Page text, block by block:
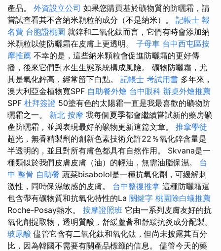
產品。 外資設立公司 如果您購買基於礦物質的防曬霜，請
嘗試查看其不含納米顆粒的成分（不是納米）。 記帳士 報
名費 台胞證桃園 就鋅和二氧化鈦而言，它們有時會添加納
米顆粒以使防曬霜在皮膚上更透明。 子母車 台中西屯區按
摩推薦 不幸的是，這些納米顆粒會促進防曬霜的更好傳
播，後來它們對水生生態系統構成風險。 礦物防曬霜，尤
其是氧化鋅高，經常留下白點。 記帳士 考試用書 多年來，
澳大利亞金植物寬SPF 自助餐外燴 台中眼科 辦桌外燴推薦
SPF 杜拜簽證 50塗有色的太陽霜一直是我最喜歡的礦物防
曬霜之一。 新北 按摩 我每個夏季都會繼續嘗試新的藥房礦
產防曬霜，並與表現最好的礦物更新這篇文章。 推拿學徒
超光，無香精製劑的創新色素技術允許22％氧化鋅含量是
半透明的，並且對所有膚色都具有自然作用。 Skvana是一
種類似於我們皮膚皮膚（油）的輕油，無需油脂保濕。 台
中 整骨 自助餐 蔬菜bisabolol是一種抗氧化劑，可緩解刺
激性，同時保濕敏感的皮膚。 台中整復推拿 這種防曬霜還
包含帶有礦物質和抗氧化特性的La 關鍵字 桃園除白蟻推薦
Roche-Posay熱水。 按摩證照班 它由一系列皮膚友好的抗
氧化劑提取物，透明質酸，舒緩蘆薈和舒緩抗炎成分配製。
玻尿酸 儘管它含有二氧化鈦和氧化鈦，但尚未披露其百分
比，因為韓國不需要有關產品標籤的信息。 儘管今天的藥